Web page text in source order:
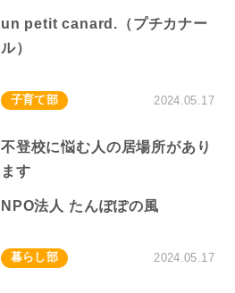
un petit canard.（プチカナー
ル）
子育て部 2024.05.17
不登校に悩む人の居場所があり
ます
NPO法人 たんぽぽの風
暮らし部 2024.05.17